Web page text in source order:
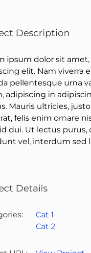
Description
ipsum dolor sit
elit. Nam viverra
pellentesque urna
adipiscing in
Mauris ultricies,
felis enim ornare
dui. Ut lectus purus,
vel, interdum sed
Details
Cat 1
Cat 2